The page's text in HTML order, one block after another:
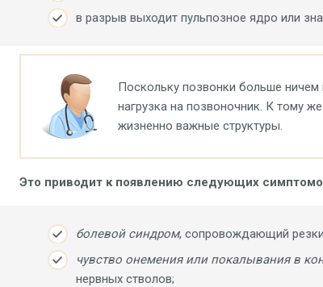
в разрыв выходит пульпозное ядро или
Поскольку позвонки больше ничем
нагрузка на позвоночник. К тому
жизненно важные структуры.
Это приводит к появлению следующих
болевой синдром, сопровождающий
чувство онемения или покалывания в
нервных стволов;